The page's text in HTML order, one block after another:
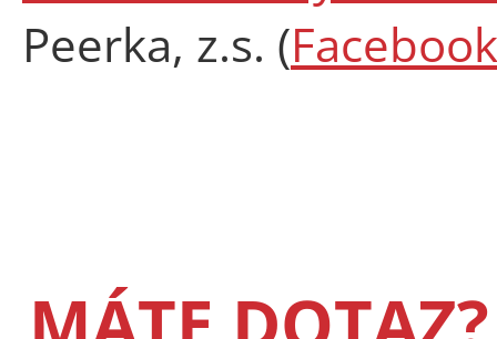
Peerka, z.s. (Facebook